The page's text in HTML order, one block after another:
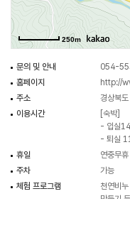
250m
문의 및 안내
054-
홈페이지
http://
주소
경상북
이용시간
[숙박]
- 입실
- 퇴실
휴일
연중무휴
주차
가능
체험 프로그램
천연비
만들기 등